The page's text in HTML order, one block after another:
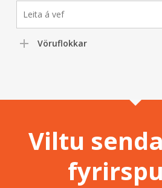
Vöruflokkar
Viltu